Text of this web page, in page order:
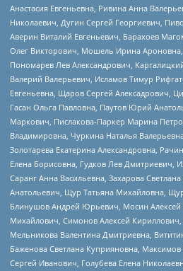
Анастасия Евгеньевна, Ривина Анна
Николаевич, Дугин Сергей Георгиевич,
Аверин Виталий Евгеньевич, Барахоев
Олег Викторович, Мошель Ирина
Пономарев Лев Александрович,
Валерий Валерьевич, Исламов Тимур
Евгеньевна, Щаров Сергей Алексадрович,
Гасан Ольга Павловна, Паутов Юрий
Маркович, Пислакова-Паркер Марина
Владимировна, Чуркина Наталья
Золотарева Екатерина Александровна,
Елена Борисовна, Гудков Лев
Саранг Анна Васильевна, Захарова
Анатольевич, Щур Татьяна Михайловна,
Блинушов Андрей Юрьевич, Мосин Алексей
Михайлович, Симонов Алексей
Мельникова Валентина Дмитриевна,
Баженова Светлана Куприяновна,
Сергей Иванович, Голубева Елена